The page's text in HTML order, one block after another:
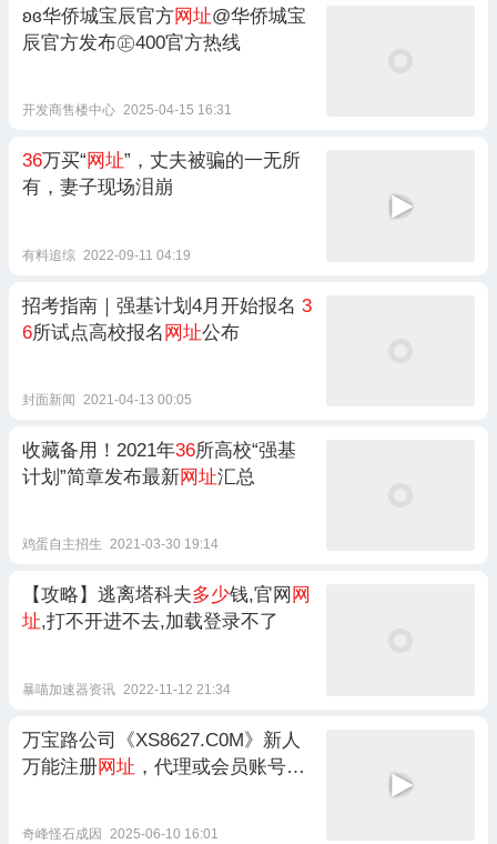
ʚɞ华侨城宝辰官方网址@华侨城宝
辰官方发布㊣400官方热线
开发商售楼中心 2025-04-15 16:31
36万买“网址”，丈夫被骗的一无所
有，妻子现场泪崩
有料追综 2022-09-11 04:19
招考指南｜强基计划4月开始报名 3
6所试点高校报名 网址公布
封面新闻 2021-04-13 00:05
收藏备用！2021年36所高校“强基
计划”简章发布最新网址汇总
鸡蛋自主招生 2021-03-30 19:14
【攻略】逃离塔科夫多少钱,官网 网
址,打不开进不去,加载登录不了
暴喵加速器资讯 2022-11-12 21:34
万宝路公司《XS8627.C0M》新人
万能注册网址 ，代理或会员账号都
奇峰怪石成因 2025-06-10 16:01